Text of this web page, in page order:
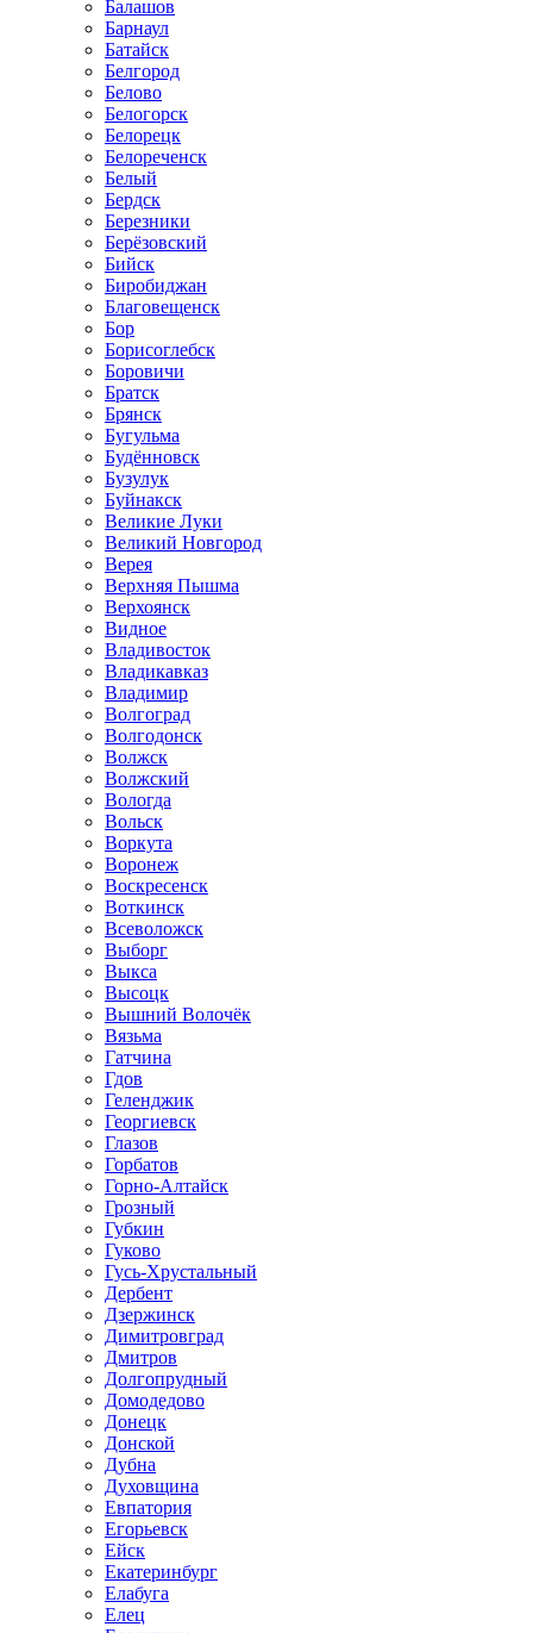
Балашов
Барнаул
Батайск
Белгород
Белово
Белогорск
Белорецк
Белореченск
Белый
Бердск
Березники
Берёзовский
Бийск
Биробиджан
Благовещенск
Бор
Борисоглебск
Боровичи
Братск
Брянск
Бугульма
Будённовск
Бузулук
Буйнакск
Великие Луки
Великий Новгород
Верея
Верхняя Пышма
Верхоянск
Видное
Владивосток
Владикавказ
Владимир
Волгоград
Волгодонск
Волжск
Волжский
Вологда
Вольск
Воркута
Воронеж
Воскресенск
Воткинск
Всеволожск
Выборг
Выкса
Высоцк
Вышний Волочёк
Вязьма
Гатчина
Гдов
Геленджик
Георгиевск
Глазов
Горбатов
Горно-Алтайск
Грозный
Губкин
Гуково
Гусь-Хрустальный
Дербент
Дзержинск
Димитровград
Дмитров
Долгопрудный
Домодедово
Донецк
Донской
Дубна
Духовщина
Евпатория
Егорьевск
Ейск
Екатеринбург
Елабуга
Елец